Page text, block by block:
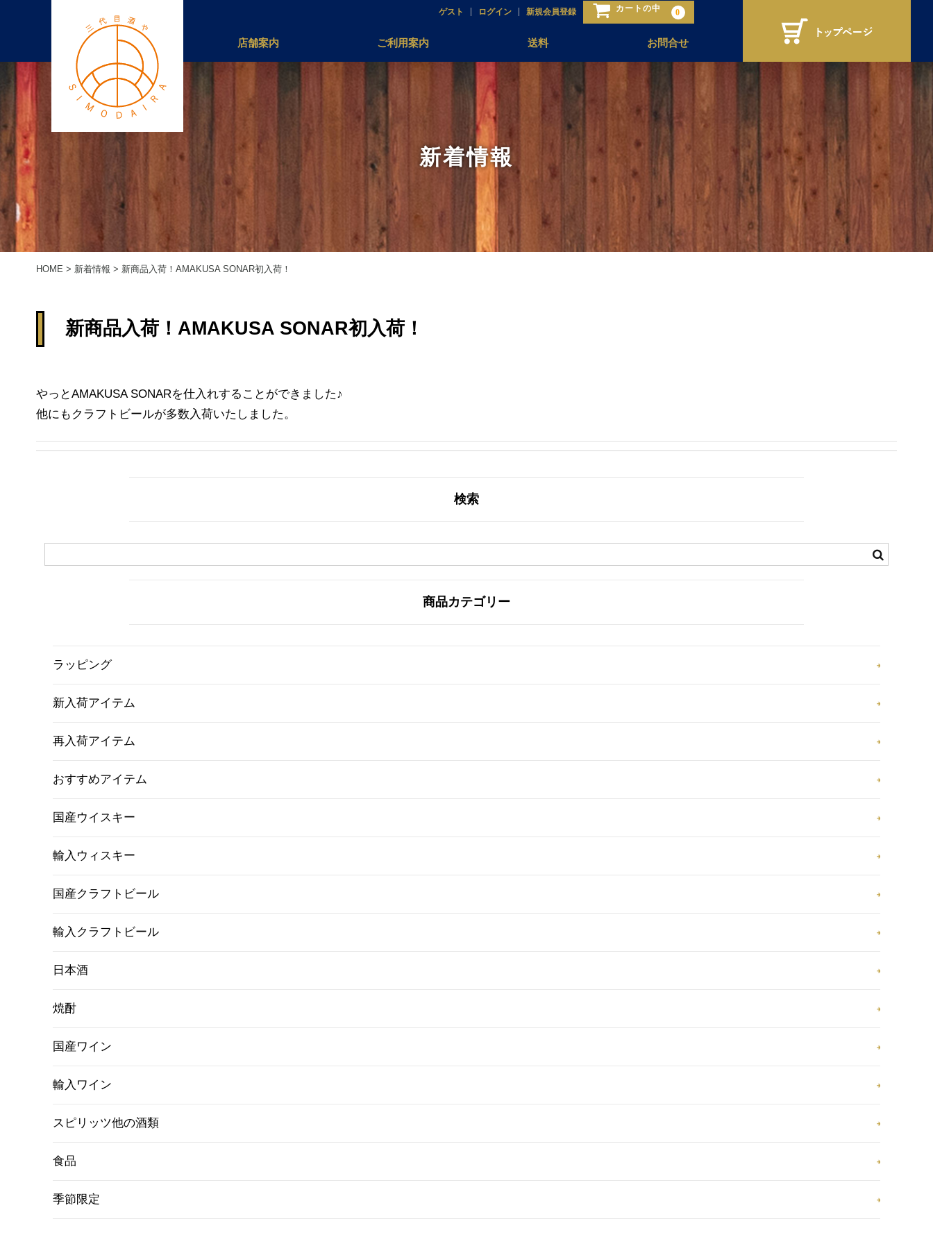
ゲスト ログイン 新規会員登録 カートの中 0
店舗案内 ご利用案内 送料 お問合せ
新着情報
HOME > 新着情報 > 新商品入荷！AMAKUSA SONAR初入荷！
新商品入荷！AMAKUSA SONAR初入荷！
やっとAMAKUSA SONARを仕入れすることができました♪
他にもクラフトビールが多数入荷いたしました。
検索
商品カテゴリー
ラッピング
新入荷アイテム
再入荷アイテム
おすすめアイテム
国産ウイスキー
輸入ウィスキー
国産クラフトビール
輸入クラフトビール
日本酒
焼酎
国産ワイン
輸入ワイン
スピリッツ他の酒類
食品
季節限定